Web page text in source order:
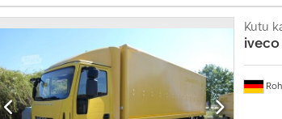
- Forklifts - Commercial vehicles - Special-purpose
Caddy, and Volkswagen T5 models from
Registration service - Delivery available within Germany
appointment: Mon. – Fri.: 08:00 to 17:00 Dcjdpfx Agozqvy
(Pfalz) Phone: Email: Further information
More Information Sales to businesses only
or for export. Subject to errors and prior sale.
Kutu
iveco